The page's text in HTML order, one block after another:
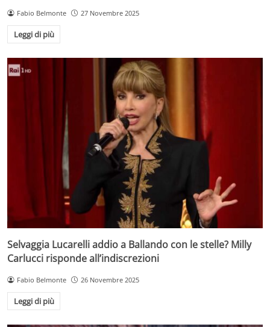
Fabio Belmonte 27 Novembre 2025
Leggi di più
Selvaggia Lucarelli addio a Ballando con le stelle? Milly
Carlucci risponde all’indiscrezioni
Fabio Belmonte 26 Novembre 2025
Leggi di più